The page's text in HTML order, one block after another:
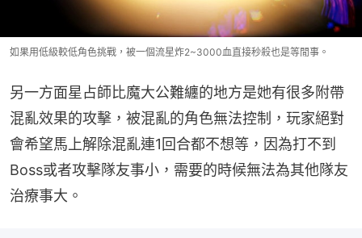
如果用低級較低角色挑戰，被一個流星炸2~3000血直接秒殺也是等閒事。
另一方面星占師比魔大公難纏的地方是她有很多附帶
混亂效果的攻擊，被混亂的角色無法控制，玩家絕對
會希望馬上解除混亂連1回合都不想等，因為打不到
Boss或者攻擊隊友事小，需要的時候無法為其他隊友
治療事大。